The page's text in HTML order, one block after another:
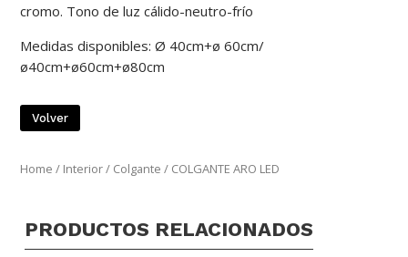
cromo. Tono de luz cálido-neutro-frío
Medidas disponibles: Ø 40cm+ø 60cm/
ø40cm+ø60cm+ø80cm
Volver
Home / Interior/ Colgante / COLGANTE ARO LED
PRODUCTOS RELACIONADOS